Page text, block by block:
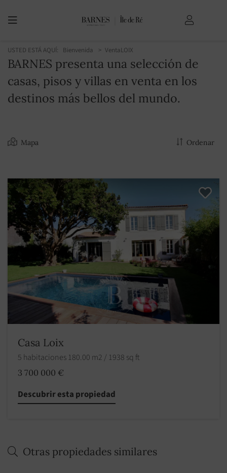
USTED ESTÁ AQUÍ: Bienvenida VentaLOIX
BARNES presenta una selección de
casas, pisos y villas en venta en los
destinos más bellos del mundo.
Mapa Ordenar
Casa Loix
5 habitaciones 180.00 m2 / 1938 sq ft
3 700 000 €
Descubrir esta propiedad
Otras propiedades similares